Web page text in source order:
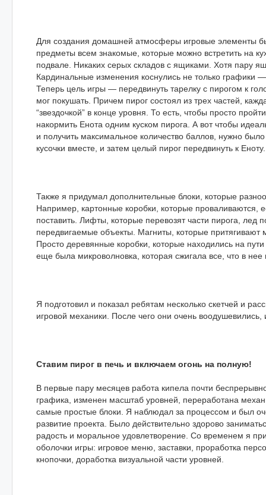
Для создания домашней атмосферы игровые элементы
предметы всем знакомые, которые можно встретить на
подвале. Никаких серых складов с ящиками. Хотя пару
Кардинальные изменения коснулись не только графики
Теперь цель игры — передвинуть тарелку с пирогом к
мог покушать. Причем пирог состоял из трех частей,
“звездочкой” в конце уровня. То есть, чтобы просто
накормить Енота одним куском пирога. А вот чтобы
и получить максимальное количество баллов, нужно
кусочки вместе, и затем целый пирог передвинуть к Еноту.
Также я придумал дополнительные блоки, которые
Например, картонные коробки, которые проваливаются,
поставить. Лифты, которые перевозят части пирога, лед
передвигаемые объекты. Магниты, которые притягивают
Просто деревянные коробки, которые находились на
еще была микроволновка, которая сжигала все, что в нее
Я подготовил и показал ребятам несколько скетчей и
игровой механики. После чего они очень воодушевились,
Ставим пирог в печь и включаем огонь на полную!
В первые пару месяцев работа кипела почти
графика, изменен масштаб уровней, переработана
самые простые блоки. Я наблюдал за процессом и был
развитие проекта. Было действительно здорово
радость и моральное удовлетворение. Со временем я
оболочки игры: игровое меню, заставки, проработка
кнопочки, доработка визуальной части уровней.